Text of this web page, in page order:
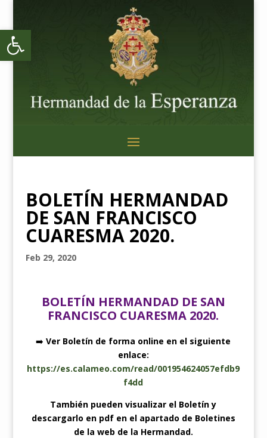
Abrir barra de herramientas
BOLETÍN HERMANDAD
DE SAN FRANCISCO
CUARESMA 2020.
Feb 29, 2020
BOLETÍN HERMANDAD DE SAN
FRANCISCO CUARESMA 2020.
➡️Ver Boletín de forma online en el siguiente
enlace:
https://es.calameo.com/read/001954624057efdb9
f4dd
También pueden visualizar el Boletín y
descargarlo en pdf en el apartado de Boletines
de la web de la Hermandad.